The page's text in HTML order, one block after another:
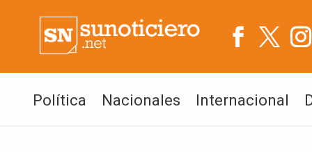
Política Nacionales Internacional